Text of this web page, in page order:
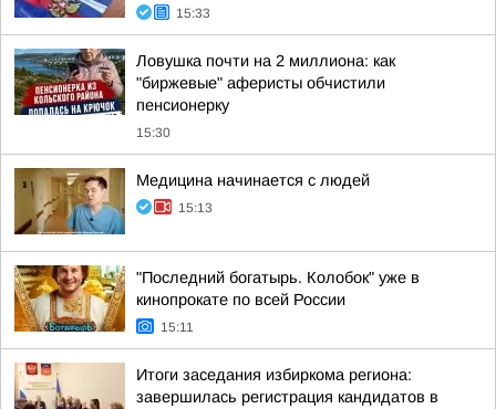
15:33
Ловушка почти на 2 миллиона: как
"биржевые" аферисты обчистили
пенсионерку
15:30
Медицина начинается с людей
15:13
"Последний богатырь. Колобок" уже в
кинопрокате по всей России
15:11
Итоги заседания избиркома региона:
завершилась регистрация кандидатов в